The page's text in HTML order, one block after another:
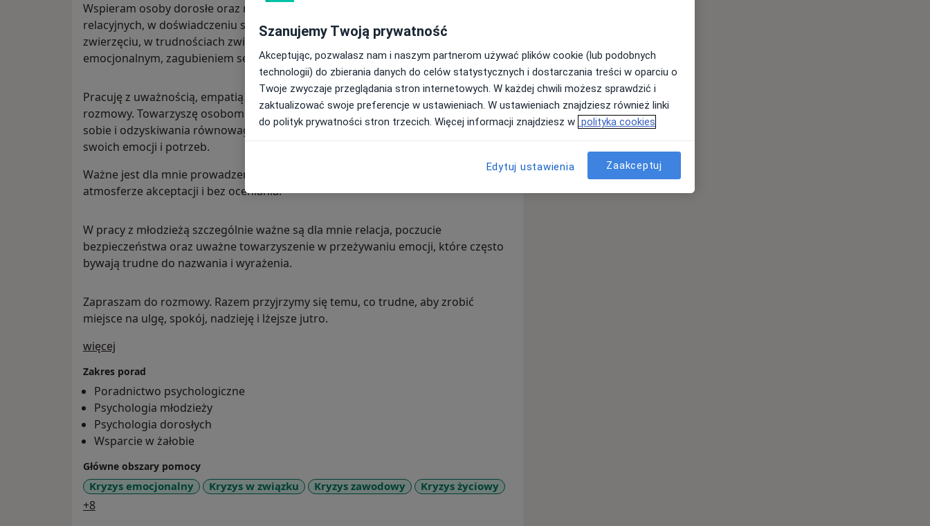
Wspieram osoby dorosłe oraz młodzież w kryzysach życiowych, emocjonalnych i
relacyjnych, w doświadczeniu straty – po bliskiej osobie lub ukochanym
zwierzęciu, w trudnościach związanych z chorobą przewlekłą, przeciążeniem
emocjonalnym, zagubieniem sensu życia oraz w wypaleniu zawodowym.
Pracuję z uważnością, empatią i szacunkiem, tworząc bezpieczną przestrzeń do
rozmowy. Towarzyszę osobom w odnajdywaniu ich własnych sposobów radzenia
sobie i odzyskiwania równowagi, wspierając je w lepszym rozumieniu siebie,
swoich emocji i potrzeb.
Ważne jest dla mnie prowadzenie procesu wsparcia w indywidualnym tempie, w
atmosferze akceptacji i bez oceniania.
W pracy z młodzieżą szczególnie ważne są dla mnie relacja, poczucie
bezpieczeństwa oraz uważne towarzyszenie w przeżywaniu emocji, które często
bywają trudne do nazwania i wyrażenia.
Zapraszam do rozmowy. Razem przyjrzymy się temu, co trudne, aby zrobić
miejsce na ulgę, spokój, nadzieję i lżejsze jutro.
więcej
Zakres porad
Poradnictwo psychologiczne
Psychologia młodzieży
Psychologia dorosłych
Wsparcie w żałobie
Główne obszary pomocy
Kryzys emocjonalny Kryzys w związku Kryzys zawodowy Kryzys życiowy
+8a11y_sr_more_diseases
Szanujemy Twoją prywatność
Akceptując, pozwalasz nam i naszym partnerom używać plików cookie (lub podobnych
technologii) do zbierania danych do celów statystycznych i dostarczania treści w oparciu o
Twoje zwyczaje przeglądania stron internetowych. W każdej chwili możesz sprawdzić i
zaktualizować swoje preferencje w ustawieniach. W ustawieniach znajdziesz również linki
do polityk prywatności stron trzecich. Więcej informacji znajdziesz w polityka cookies
Edytuj ustawienia Zaakceptuj